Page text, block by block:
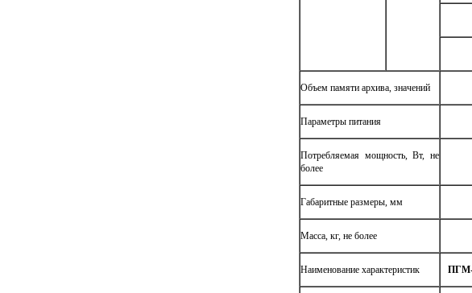
Объем памяти архива, значений
Параметры питания
Потребляемая мощность, Вт, не
более
Габаритные размеры, мм
Масса, кг, не более
Наименование характеристик